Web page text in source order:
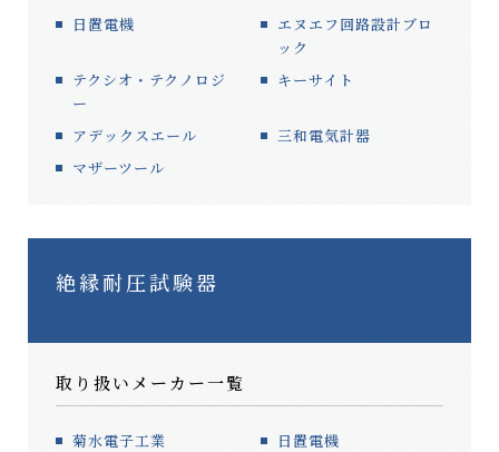
日置電機
エヌエフ回路設計ブロ
ック
テクシオ・テクノロジ
ー
キーサイト
アデックスエール
三和電気計器
マザーツール
絶縁耐圧試験器
取り扱いメーカー一覧
菊水電子工業
日置電機